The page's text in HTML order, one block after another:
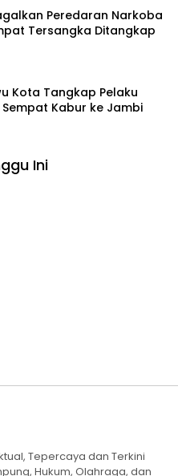
Peredaran Narkoba
Tersangka Ditangkap
Kota Tangkap Pelaku
Sempat Kabur ke Jambi
Ini
Tepercaya dan Terkini
Hukum, Olahraga, dan